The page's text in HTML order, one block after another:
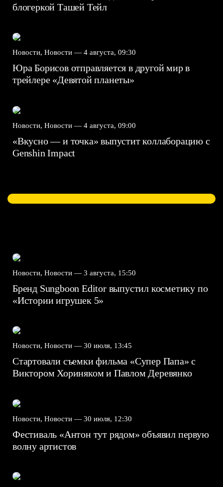
блогеркой Ташей Тейл
Новости, Новости — 4 августа, 09:30
Юра Борисов отправляется в другой мир в
трейлере «Девятой планеты»
Новости, Новости — 4 августа, 09:00
«Вкусно — и точка» выпустит коллаборацию с
Genshin Impact⁠⁠
Новости, Новости — 3 августа, 15:50
Бренд Sungboon Editor выпустил косметику по
«Истории игрушек 5»
Новости, Новости — 30 июля, 13:45
Стартовали съемки фильма «Супер Папа» с
Виктором Хориняком и Павлом Деревянко
Новости, Новости — 30 июля, 12:30
Фестиваль «Антон тут рядом» объявил первую
волну артистов